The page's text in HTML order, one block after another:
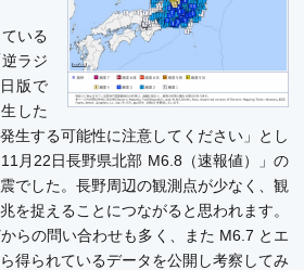
いる
ラジ
版で
した
生する可能性に注意してください」とし
月22日長野県北部 M6.8（速報値）」の
でした。長野周辺の観測点が少なく、観
を捉えることにつながると思われます。
らの問い合わせも多く、また M6.7 とエ
得られているデータを公開し考察してみ